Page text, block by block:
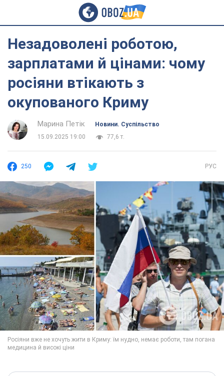
Незадоволені роботою,
зарплатами й цінами: чому
росіяни втікають з
окупованого Криму
Марина Петік
Новини. Суспільство
15.09.2025 19:00
77,6 т.
250 РУС